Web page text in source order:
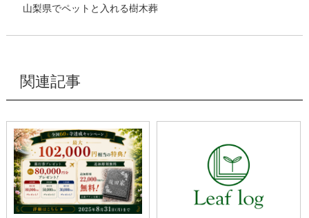
山梨県でペットと入れる樹木葬
関連記事